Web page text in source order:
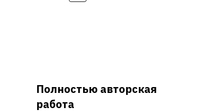
Полностью авторская
работа